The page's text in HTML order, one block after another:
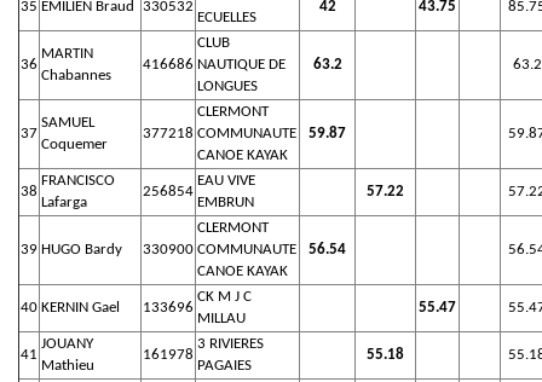
35 EMILIEN Braud 330532
ECUELLES
42 43.75
36
MARTIN
Chabannes
416686
CLUB
NAUTIQUE DE
LONGUES
63.2 63.2
37
SAMUEL
Coquemer
377218
CLERMONT
COMMUNAUTE
CANOE KAYAK
59.87
38
FRANCISCO
Lafarga
256854
EAU VIVE
EMBRUN
57.22
39 HUGO Bardy 330900
CLERMONT
COMMUNAUTE
CANOE KAYAK
56.54
40 KERNIN Gael 133696
CK M J C
MILLAU
55.47
41
JOUANY
Mathieu
161978
3 RIVIERES
PAGAIES
55.18